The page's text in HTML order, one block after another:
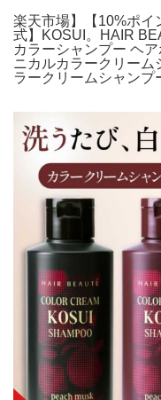
楽天市場】【10%ポイ
式】KOSUI。HAIR
カラーシャンプー ヘ
ニカルカラークリーム
ラークリームシャンプ